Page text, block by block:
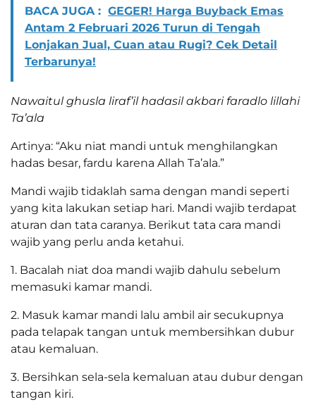
BACA JUGA : GEGER! Harga Buyback Emas
Antam 2 Februari 2026 Turun di Tengah
Lonjakan Jual, Cuan atau Rugi? Cek Detail
Terbarunya!
Nawaitul ghusla liraf’il hadasil akbari faradlo lillahi
Ta’ala
Artinya: “Aku niat mandi untuk menghilangkan
hadas besar, fardu karena Allah Ta’ala.”
Mandi wajib tidaklah sama dengan mandi seperti
yang kita lakukan setiap hari. Mandi wajib terdapat
aturan dan tata caranya. Berikut tata cara mandi
wajib yang perlu anda ketahui.
1. Bacalah niat doa mandi wajib dahulu sebelum
memasuki kamar mandi.
2. Masuk kamar mandi lalu ambil air secukupnya
pada telapak tangan untuk membersihkan dubur
atau kemaluan.
3. Bersihkan sela-sela kemaluan atau dubur dengan
tangan kiri.